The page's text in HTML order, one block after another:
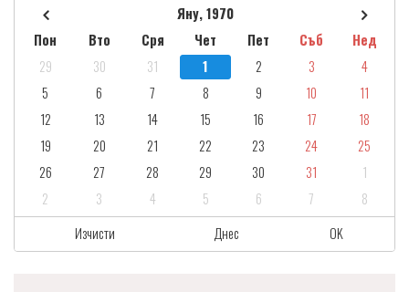
Яну, 1970
Пон
Вто Сря Чет Пет Съб
Нед
29
30 31 1 2 3
4
5
6 7 8 9 10
11
12
13 14 15 16 17
18
19
20 21 22 23 24
25
26
27 28 29 30 31
1
2
3 4 5 6 7
8
Изчисти
Днес OK